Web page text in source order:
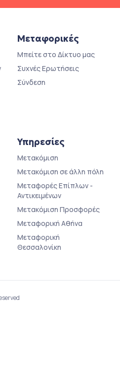
Μεταφορικές
Μπείτε στο Δίκτυο μας
Συχνές Ερωτήσεις
Σύνδεση
Υπηρεσίες
Μετακόμιση
Μετακόμιση σε άλλη πόλη
Μεταφορές Επίπλων -
Αντικειμένων
Μετακόμιση Προσφορές
Μεταφορική Αθήνα
Μεταφορική
Θεσσαλονίκη